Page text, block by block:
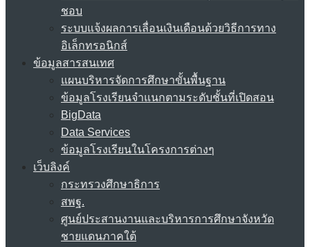
ชอบ
ระบบแจ้งผลการเลื่อนเงินเดือนด้วยวิธีการทาง
อิเล็กทรอนิกส์
ข้อมูลสารสนเทศ
แผนบริหารจัดการศึกษาขั้นพื้นฐาน
ข้อมูลโรงเรียนจำแนกตามระดับชั้นที่เปิดสอน
BigData
Data Services
ข้อมูลโรงเรียนในโครงการต่างๆ
เว็บลิงค์
กระทรวงศึกษาธิการ
สพฐ.
ศูนย์ประสานงานและบริหารการศึกษาจังหวัด
ชายแดนภาคใต้